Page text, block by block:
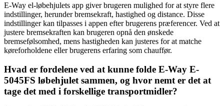
E-Way el-løbehjulets app giver brugeren mulighed for at styre flere
indstillinger, herunder bremsekraft, hastighed og distance. Disse
indstillinger kan tilpasses i appen efter brugerens præferencer. Ved at
justere bremsekraften kan brugeren opnå den ønskede
bremsefølsomhed, mens hastigheden kan justeres for at matche
køreforholdene eller brugerens erfaring som chauffør.
Hvad er fordelene ved at kunne folde E-Way E-
5045FS løbehjulet sammen, og hvor nemt er det at
tage det med i forskellige transportmidler?